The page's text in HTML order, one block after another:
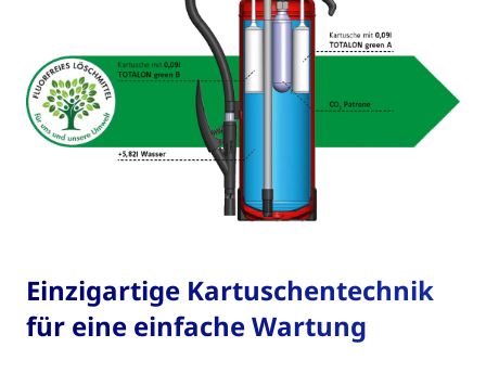
Einzigartige Kartuschentechnik
für eine einfache Wartung